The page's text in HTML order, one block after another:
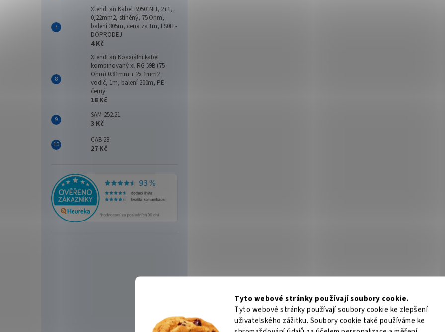
Tyto webové stránky používají soubory cookie.
Tyto webové stránky používají soubory cookie ke zlepšení
uživatelského zážitku. Soubory cookie také používáme ke
XtendLan Kabel B9501NH, 2+1,
0,22mm2, stíněný, 75 Ohm,
balení 305m, cena za 1m, LS0H -
DOPRODEJ
4 Kč
XtendLan Koaxiální kabel
kombinovaný xl-RG 59B (75
Ohm) 0.81mm + 2x 1mm2
vodič, 1m, balení 200m, PE
černý
18 Kč
SAM-252.21
3 Kč
CAB 28
27 Kč